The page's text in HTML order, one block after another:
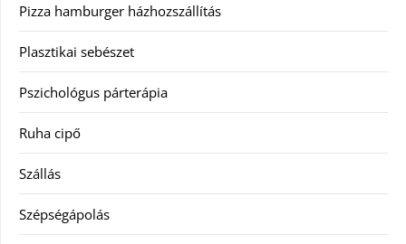
Pizza hamburger házhozszállítás
Plasztikai sebészet
Pszichológus párterápia
Ruha cipő
Szállás
Szépségápolás